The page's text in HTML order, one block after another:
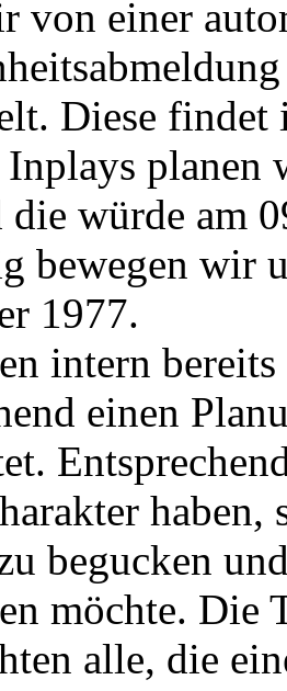
von einer
Diese
Inplays
die würde am
bewegen wir
1977.
intern
einen
begucken
möchte. Die
alle, die